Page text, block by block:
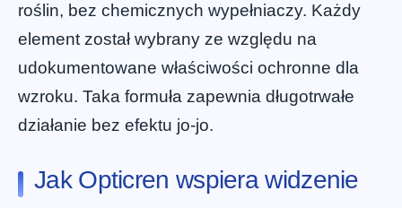
roślin, bez chemicznych wypełniaczy. Każdy
element został wybrany ze względu na
udokumentowane właściwości ochronne dla
wzroku. Taka formuła zapewnia długotrwałe
działanie bez efektu jo-jo.
Jak Opticren wspiera widzenie